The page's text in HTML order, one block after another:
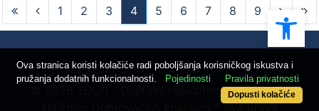
1 2 3
4
(current)
5 6 7 8 9
© 2026 ZDUR - Digitalni repozitorij Znanstvene
knjižnice Dubrovačkih knjižnica * Sva prava
Ova stranica koristi kolačiće radi poboljšanja korisničkog iskustva i
pružanja dodatnih funkcionalnosti.
Pojedinosti Pravila privatnosti
Dopusti kolačiće